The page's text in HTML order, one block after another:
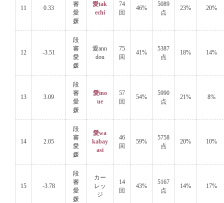
11 0.33
審
愛
媛
愛tak
echi
74
回
46%
5089
点
23% 20%
12 -3.51
段
審
愛
媛
愛ann
dou
75
回
41%
5387
点
18% 14%
13 3.09
段
審
愛
媛
愛ino
ue
57
回
54%
5990
点
21% 8%
14 2.05
段
審
愛
媛
愛wa
kabay
asi
46
回
59%
5758
点
20% 10%
15 -3.78
段
審
愛
媛
カー
レッ
ジ
14
回
43%
5167
点
14% 17%